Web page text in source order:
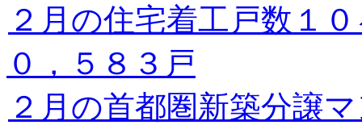
２月の住宅着工戸数１
０，５８３戸
２月の首都圏新築分譲